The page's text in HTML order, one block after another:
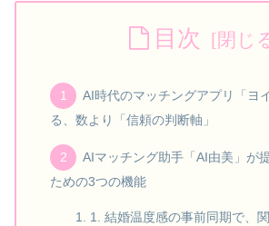
目次
AI時代のマッチングアプリ「ヨ
る、数より「信頼の判断軸」
AIマッチング助手「AI由美」が
ための3つの機能
1. 結婚温度感の事前同期で、